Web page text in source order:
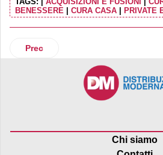
BENESSERE | CURA CASA | PRIVATE
Articolo precedente: Bilancio
Prec
Chi siamo